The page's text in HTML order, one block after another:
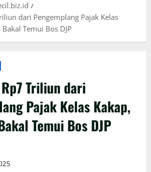
dari Pengemplang Pajak Kelas
Temui Bos DJP
Triliun dari
Pajak Kelas Kakap,
Temui Bos DJP